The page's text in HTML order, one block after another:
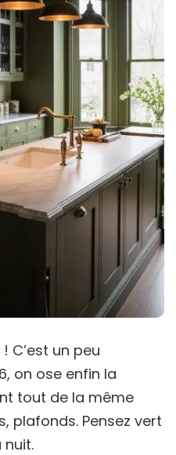
C’est un peu
on ose enfin la
tout de la même
plafonds. Pensez vert
nuit.